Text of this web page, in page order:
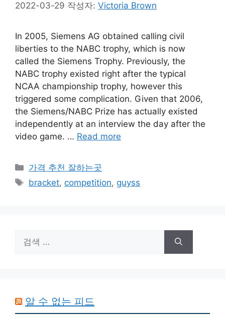
2022-03-29 작성자: Victoria Brown
In 2005, Siemens AG obtained calling civil
liberties to the NABC trophy, which is now
called the Siemens Trophy. Previously, the
NABC trophy existed right after the typical
NCAA championship trophy, however this
triggered some complication. Given that 2006,
the Siemens/NABC Prize has actually existed
independently at an interview the day after the
video game. … Read more
카
테
가격 추천 잘하는곳
태
bracket, competition, guyss
색:
알 수 없는 피드